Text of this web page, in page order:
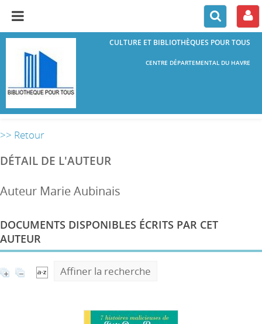
CULTURE ET BIBLIOTHÈQUES POUR TOUS
CENTRE DÉPARTEMENTAL DU HAVRE
>> Retour
DÉTAIL DE L'AUTEUR
Auteur Marie Aubinais
DOCUMENTS DISPONIBLES ÉCRITS PAR CET
AUTEUR
Affiner la recherche